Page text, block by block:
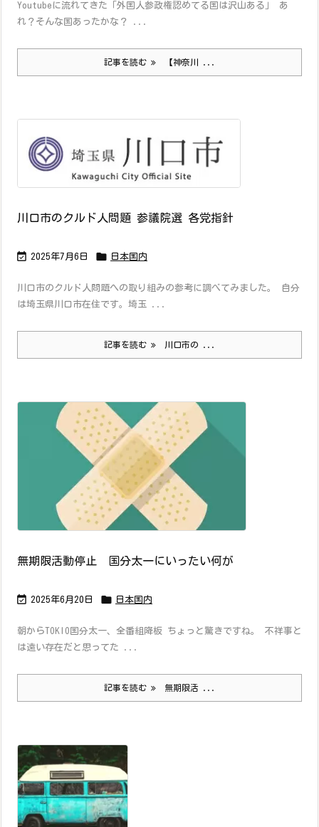
Youtubeに流れてきた「外国人参政権認めてる国は沢山ある」 あ
れ？そんな国あったかな？ ...
記事を読む 【神奈川 ...
川口市のクルド人問題 参議院選 各党指針
 2025年7月6日  日本国内
川口市のクルド人問題への取り組みの参考に調べてみました。 自分
は埼玉県川口市在住です。埼玉 ...
記事を読む 川口市の ...
無期限活動停止 国分太一にいったい何が
 2025年6月20日  日本国内
朝からTOKIO国分太一、全番組降板 ちょっと驚きですね。 不祥事と
は遠い存在だと思ってた ...
記事を読む 無期限活 ...